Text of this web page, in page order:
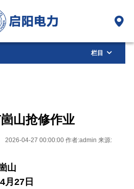
栏目
山抢修作业
2026-04-27 00:00:00 作者:admin 来源:
山
月27日